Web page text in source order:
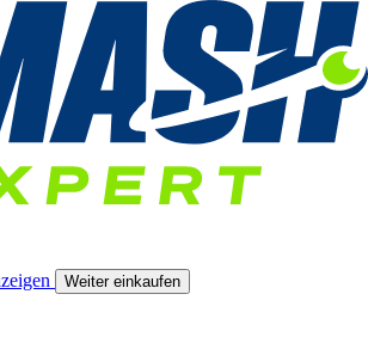
Weiter einkaufen